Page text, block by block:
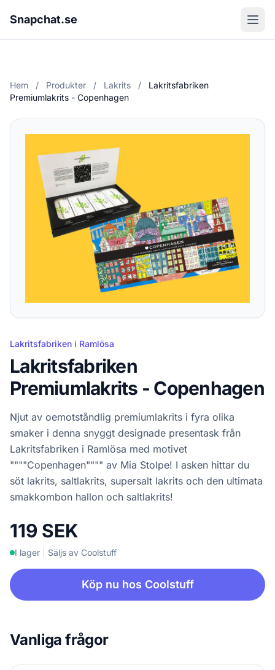
Snapchat.se
Hem / Produkter / Lakrits /
Lakritsfabriken
Premiumlakrits - Copenhagen
Lakritsfabriken i Ramlösa
Lakritsfabriken
Premiumlakrits - Copenhagen
Njut av oemotståndlig premiumlakrits i fyra olika
smaker i denna snyggt designade presentask från
Lakritsfabriken i Ramlösa med motivet
""""Copenhagen"""" av Mia Stolpe! I asken hittar du
söt lakrits, saltlakrits, supersalt lakrits och den ultimata
smakkombon hallon och saltlakrits!
119 SEK
I lager Säljs av Coolstuff
Köp nu hos Coolstuff
Vanliga frågor